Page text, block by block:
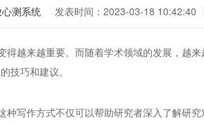
心测系统 发表时间：2023-03-18 10:42:40
越来越重要。而随着学术领域的发展，越
技巧和建议。
写作方式不仅可以帮助研究者深入了解研